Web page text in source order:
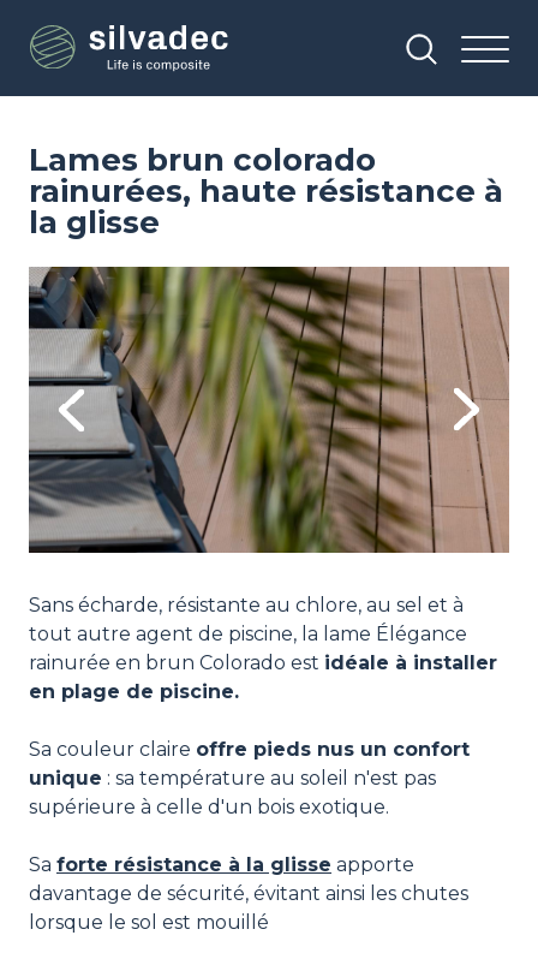
contenu
Lames brun colorado
rainurées, haute résistance à
la glisse
Previous
Image
Next
Sans écharde, résistante au chlore, au sel et à
tout autre agent de piscine, la lame Élégance
rainurée en brun Colorado est idéale à installer
en plage de piscine.
Sa couleur claire offre pieds nus un confort
unique : sa température au soleil n'est pas
supérieure à celle d'un bois exotique.
Sa forte résistance à la glisse apporte
davantage de sécurité, évitant ainsi les chutes
lorsque le sol est mouillé